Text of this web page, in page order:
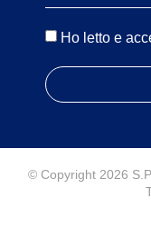
Ho letto e
© Copyright 2026